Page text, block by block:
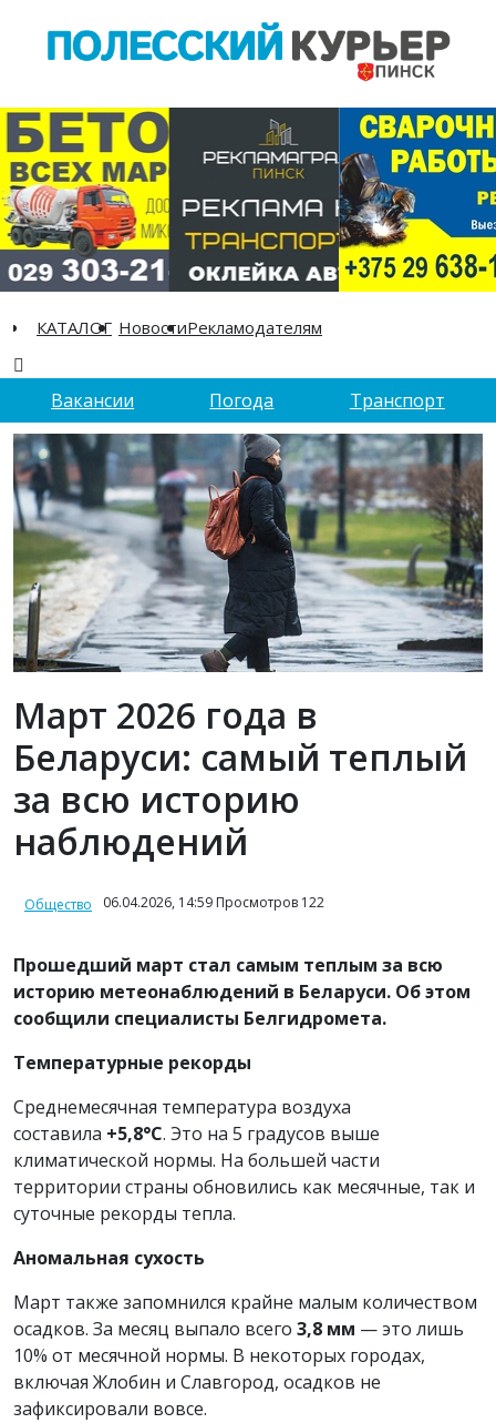
КАТАЛОГ НовостиРекламодателям
Вакансии Погода Транспорт
Март 2026 года в
Беларуси: самый теплый
за всю историю
наблюдений
Общество 06.04.2026, 14:59 Просмотров 122
Прошедший март стал самым теплым за всю
историю метеонаблюдений в Беларуси. Об этом
сообщили специалисты Белгидромета.
Температурные рекорды
Среднемесячная температура воздуха
составила +5,8°C. Это на 5 градусов выше
климатической нормы. На большей части
территории страны обновились как месячные, так и
суточные рекорды тепла.
Аномальная сухость
Март также запомнился крайне малым количеством
осадков. За месяц выпало всего 3,8 мм — это лишь
10% от месячной нормы. В некоторых городах,
включая Жлобин и Славгород, осадков не
зафиксировали вовсе.